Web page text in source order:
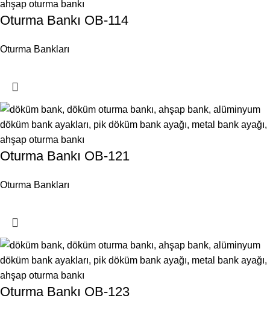
Oturma Bankı OB-114
Oturma Bankları
Oturma Bankı OB-121
Oturma Bankları
Oturma Bankı OB-123